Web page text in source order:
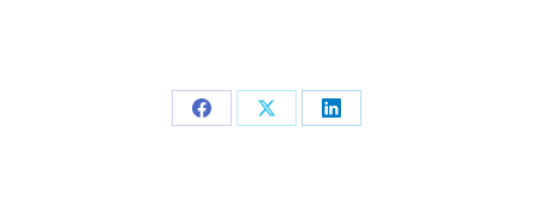
PartagerPartagerPartager